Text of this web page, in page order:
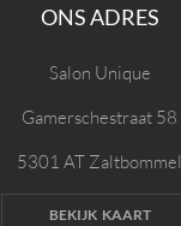
ONS ADRES
Salon Unique
Gamerschestraat 58
5301 AT Zaltbommel
BEKIJK KAART